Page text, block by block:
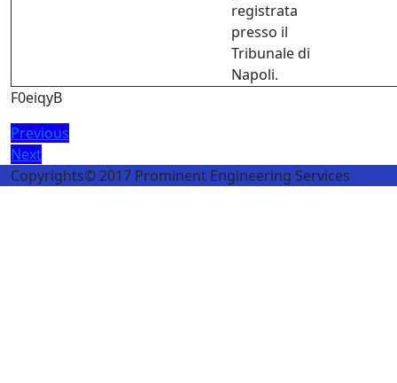
registrata
presso il
Tribunale di
Napoli.
F0eiqyB
Post
navigation
Previous
NextNext
post:
Copyrights© 2017 Prominent Engineering Services